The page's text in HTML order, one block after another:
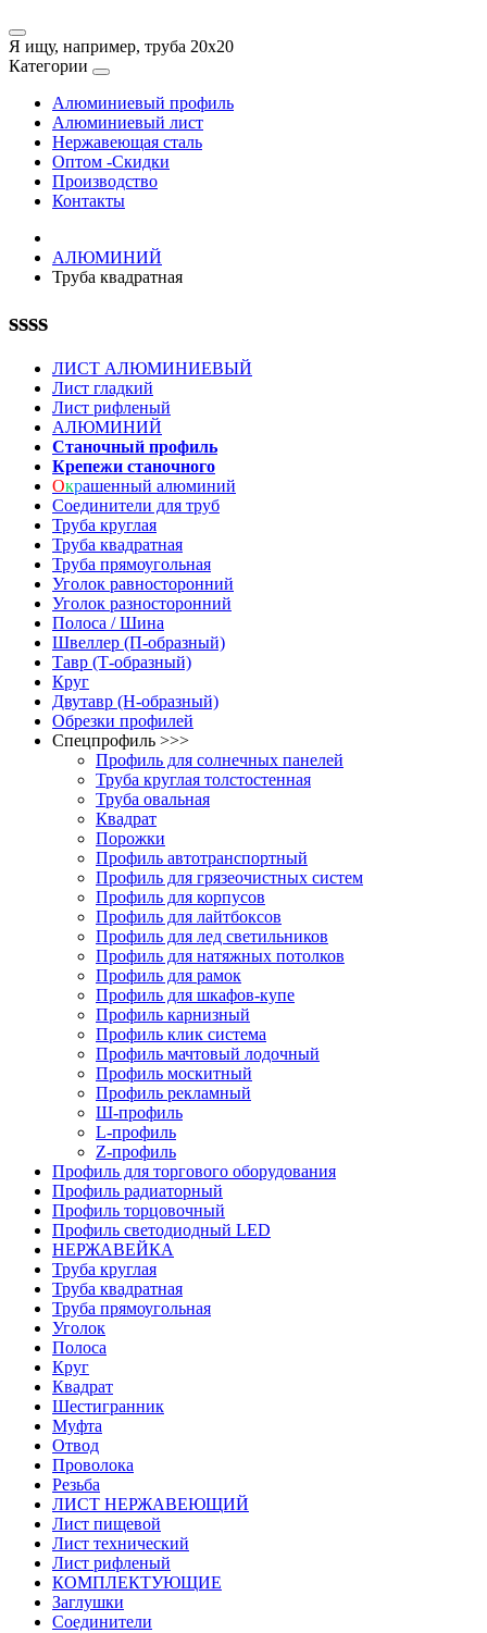
Я ищу, например, труба 20х20
Категории
Алюминиевый профиль
Алюминиевый лист
Нержавеющая сталь
Оптом -Скидки
Производство
Контакты
АЛЮМИНИЙ
Труба квадратная
ssss
ЛИСТ АЛЮМИНИЕВЫЙ
Лист гладкий
Лист рифленый
АЛЮМИНИЙ
Станочный профиль
Крепежи станочного
Окрашенный алюминий
Соединители для труб
Труба круглая
Труба квадратная
Труба прямоугольная
Уголок равносторонний
Уголок разносторонний
Полоса / Шина
Швеллер (П-образный)
Тавр (Т-образный)
Круг
Двутавр (H-образный)
Обрезки профилей
Спецпрофиль >>>
Профиль для солнечных панелей
Труба круглая толстостенная
Труба овальная
Квадрат
Порожки
Профиль автотранспортный
Профиль для грязеочистных систем
Профиль для корпусов
Профиль для лайтбоксов
Профиль для лед светильников
Профиль для натяжных потолков
Профиль для рамок
Профиль для шкафов-купе
Профиль карнизный
Профиль клик система
Профиль мачтовый лодочный
Профиль москитный
Профиль рекламный
Ш-профиль
L-профиль
Z-профиль
Профиль для торгового оборудования
Профиль радиаторный
Профиль торцовочный
Профиль светодиодный LED
НЕРЖАВЕЙКА
Труба круглая
Труба квадратная
Труба прямоугольная
Уголок
Полоса
Круг
Квадрат
Шестигранник
Муфта
Отвод
Проволока
Резьба
ЛИСТ НЕРЖАВЕЮЩИЙ
Лист пищевой
Лист технический
Лист рифленый
КОМПЛЕКТУЮЩИЕ
Заглушки
Соединители